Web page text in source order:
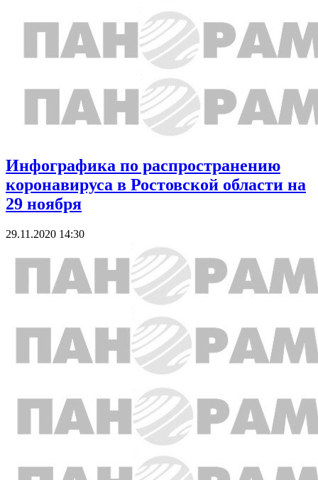
Инфографика по распространению
коронавируса в Ростовской области на
29 ноября
29.11.2020 14:30